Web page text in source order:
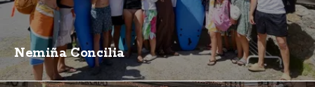
Nemiña Concilia